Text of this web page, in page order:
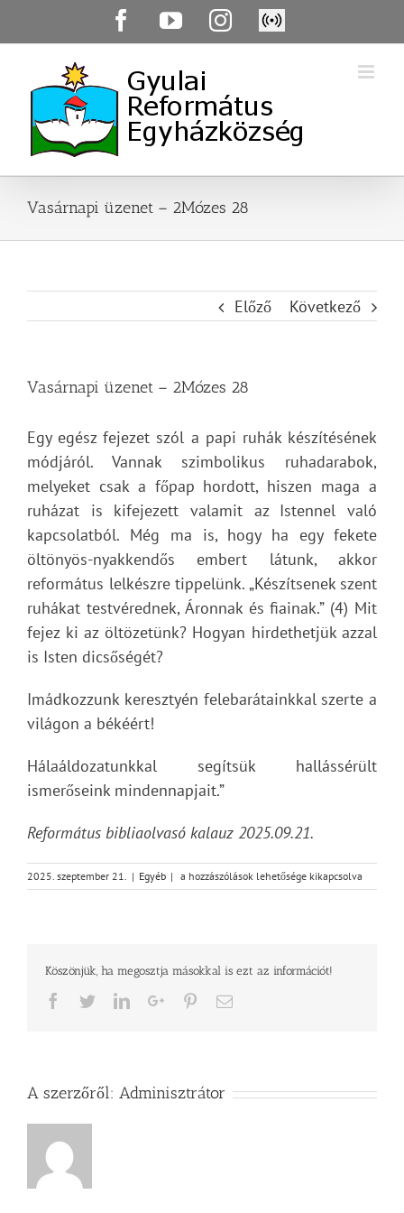
FacebookYouTubeInstagram
Élő
közvetítés
Vasárnapi üzenet – 2Mózes 28
Előző Következő
Vasárnapi üzenet – 2Mózes 28
Egy egész fejezet szól a papi ruhák készítésének
módjáról. Vannak szimbolikus ruhadarabok,
melyeket csak a főpap hordott, hiszen maga a
ruházat is kifejezett valamit az Istennel való
kapcsolatból. Még ma is, hogy ha egy fekete
öltönyös-nyakkendős embert látunk, akkor
református lelkészre tippelünk. „Készítsenek szent
ruhákat testvérednek, Áronnak és fiainak.” (4) Mit
fejez ki az öltözetünk? Hogyan hirdethetjük azzal
is Isten dicsőségét?
Imádkozzunk keresztyén felebarátainkkal szerte a
világon a békéért!
Hálaáldozatunkkal segítsük hallássérült
ismerőseink mindennapjait.”
Református bibliaolvasó kalauz 2025.09.21.
2025. szeptember 21. | Egyéb | Vasárnapi
üzenet
a hozzászólások lehetősége kikapcsolva
Köszönjük, ha megosztja másokkal is ezt az információt!
Facebook
TwitterLinkedInGoogle+PinterestEmail
A szerzőről: Adminisztrátor